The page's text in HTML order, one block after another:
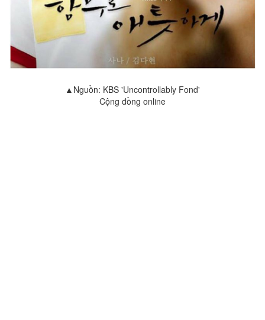
▲Nguồn: KBS 'Uncontrollably Fond'
Cộng đồng online